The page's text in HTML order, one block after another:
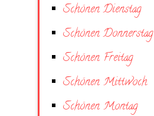
Schönen Dienstag
Schönen Donnerstag
Schönen Freitag
Schönen Mittwoch
Schönen Montag